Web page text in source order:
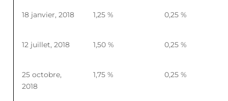
18 janvier, 2018 1,25 % 0,25 %
12 juillet, 2018 1,50 % 0,25 %
25 octobre,
2018
1,75 % 0,25 %